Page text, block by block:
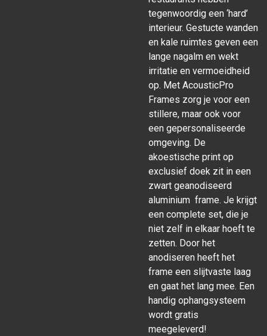
tegenwoordig een ‘hard’
interieur. Gestucte wanden
en kale ruimtes geven een
lange nagalm en wekt
irritatie en vermoeidheid
op. Met AcousticPro
Frames zorg je voor een
stillere, maar ook voor
een gepersonaliseerde
omgeving. De
akoestische print op
exclusief doek zit in een
zwart geanodiseerd
aluminium frame. Je krijgt
een complete set, die je
niet zelf in elkaar hoeft te
zetten. Door het
anodiseren heeft het
frame een slijtvaste laag
en gaat het lang mee. Een
handig ophangsysteem
wordt gratis
meegeleverd!